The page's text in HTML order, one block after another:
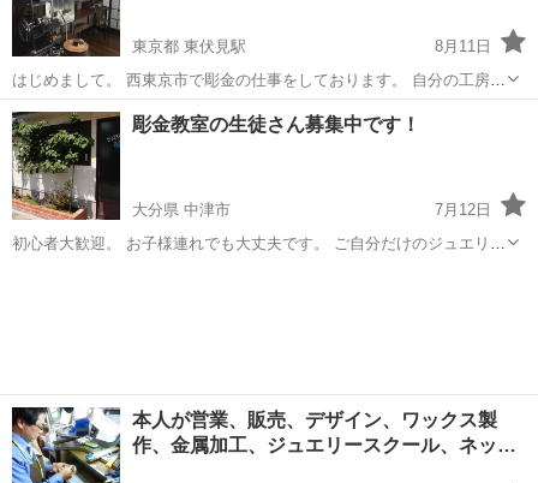
東京都 東伏見駅
8月11日
はじめまして。 西東京市で彫金の仕事をしております。 自分の工房に
て少人数でアクセサリー作りをお教え出来ればと思っております。 日
程は水、木、日曜日で10~17時くらいを目安にしていただければと思
っております。 時間は１回3...
東京 西東京市 東伏見駅 彫金 WAX
彫金教室の生徒さん募集中です！
大分県 中津市
7月12日
初心者大歓迎。 お子様連れでも大丈夫です。 ご自分だけのジュエリー
本人が営業、販売、デザイン、ワックス製
作、金属加工、ジュエリースクール、ネッ